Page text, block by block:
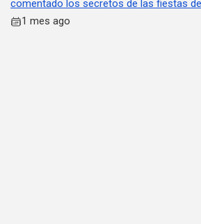
comentado los secretos de las fiestas
1 mes ago